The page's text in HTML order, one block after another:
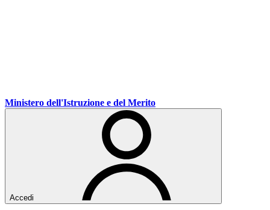
Vai
ai
Vai
al
Vai
al
Ministero dell'Istruzione e del Merito
Accedi